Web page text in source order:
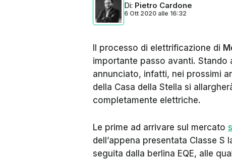
Di: Pietro Cardone
6 Ott 2020 alle 16:32
Il processo di elettrificazione di
importante passo avanti. Stando
annunciato, infatti, nei prossimi
della Casa della Stella si
completamente elettriche.
Le prime ad arrivare sul mercato
dell’appena presentata Classe S
seguita dalla berlina EQE, alle